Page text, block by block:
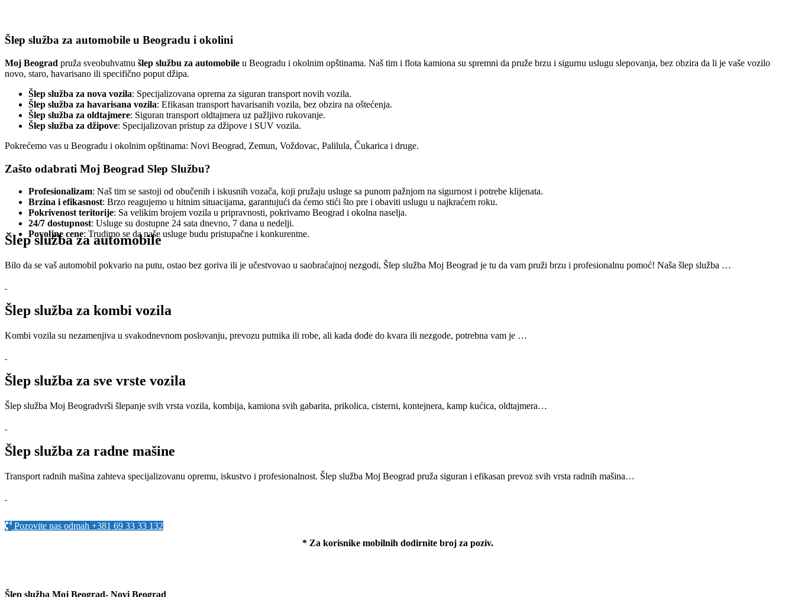
Šlep služba za automobile u Beogradu i okolini
Moj Beograd pruža sveobuhvatnu šlep službu za automobile u Beogradu i okolnim opštinama. Naš tim i flota kamiona su spremni da pruže brzu i sigurnu uslugu slepovanja, bez obzira da li je vaše vozilo
novo, staro, havarisano ili specifično poput džipa.
Šlep služba za nova vozila: Specijalizovana oprema za siguran transport novih vozila.
Šlep služba za havarisana vozila: Efikasan transport havarisanih vozila, bez obzira na oštećenja.
Šlep služba za oldtajmere: Siguran transport oldtajmera uz pažljivo rukovanje.
Šlep služba za džipove: Specijalizovan pristup za džipove i SUV vozila.
Pokrećemo vas u Beogradu i okolnim opštinama: Novi Beograd, Zemun, Voždovac, Palilula, Čukarica i druge.
Zašto odabrati Moj Beograd Slep Službu?
Profesionalizam: Naš tim se sastoji od obučenih i iskusnih vozača, koji pružaju usluge sa punom pažnjom na sigurnost i potrebe klijenata.
Brzina i efikasnost: Brzo reagujemo u hitnim situacijama, garantujući da ćemo stići što pre i obaviti uslugu u najkraćem roku.
Pokrivenost teritorije: Sa velikim brojem vozila u pripravnosti, pokrivamo Beograd i okolna naselja.
24/7 dostupnost: Usluge su dostupne 24 sata dnevno, 7 dana u nedelji.
Povoljne cene: Trudimo se da naše usluge budu pristupačne i konkurentne.
Šlep služba za automobile
Bilo da se vaš automobil pokvario na putu, ostao bez goriva ili je učestvovao u saobraćajnoj nezgodi, Šlep služba Moj Beograd je tu da vam pruži brzu i profesionalnu pomoć! Naša šlep služba …
Šlep služba za kombi vozila
Kombi vozila su nezamenjiva u svakodnevnom poslovanju, prevozu putnika ili robe, ali kada dođe do kvara ili nezgode, potrebna vam je …
Šlep služba za sve vrste vozila
Šlep služba Moj Beogradvrši šlepanje svih vrsta vozila, kombija, kamiona svih gabarita, prikolica, cisterni, kontejnera, kamp kućica, oldtajmera…
Šlep služba za radne mašine
Transport radnih mašina zahteva specijalizovanu opremu, iskustvo i profesionalnost. Šlep služba Moj Beograd pruža siguran i efikasan prevoz svih vrsta radnih mašina…
Pozovite nas odmah +381 69 33 33 132
* Za korisnike mobilnih dodirnite broj za poziv.
Šlep služba Moj Beograd- Novi Beograd